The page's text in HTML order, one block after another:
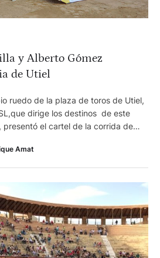
y Alberto Gómez
de Utiel
ruedo de la plaza de toros de Utiel,
dirige los destinos de este
presentó el cartel de la corrida de
Antonio Peinado, quien está al
ha compuesto un terna que está
quien lidiará dos toros de Fermin
por el albero utielano Juan José
Éstos dos últimos lidiarán reses de la
Marques de Quintanar. El jerezano
su presentación en esta plaza
de alternativa. Por su parte,
Amat